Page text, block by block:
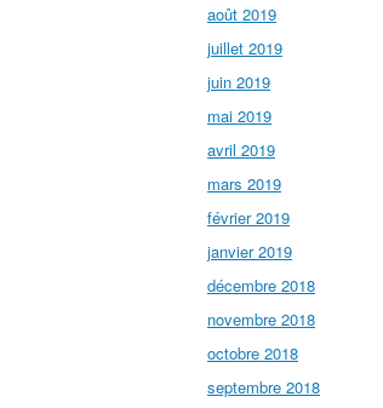
août 2019
juillet 2019
juin 2019
mai 2019
avril 2019
mars 2019
février 2019
janvier 2019
décembre 2018
novembre 2018
octobre 2018
septembre 2018